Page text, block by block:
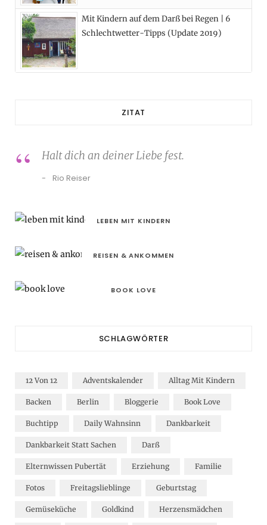
Mit Kindern auf dem Darß bei Regen | 6
Schlechtwetter-Tipps (Update 2019)
ZITAT
Halt dich an deiner Liebe fest.
Rio Reiser
LEBEN MIT KINDERN
REISEN & ANKOMMEN
BOOK LOVE
SCHLAGWÖRTER
12 Von 12 Adventskalender Alltag Mit Kindern
Backen Berlin Bloggerie Book Love
Buchtipp Daily Wahnsinn Dankbarkeit
Dankbarkeit Statt Sachen Darß
Elternwissen Pubertät Erziehung Familie
Fotos Freitagslieblinge Geburtstag
Gemüseküche Goldkind Herzensmädchen